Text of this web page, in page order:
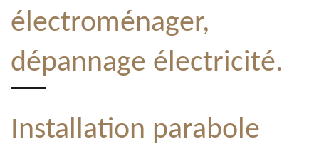
électroménager,
dépannage électricité.
Installation parabole